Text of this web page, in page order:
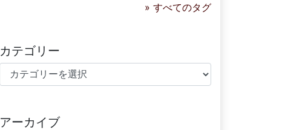
» すべてのタグ
カテゴリー
カテゴリー
アーカイブ